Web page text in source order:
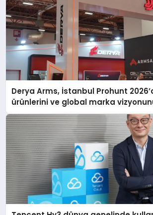
Derya Arms, İstanbul Prohunt
ürünlerini ve global marka